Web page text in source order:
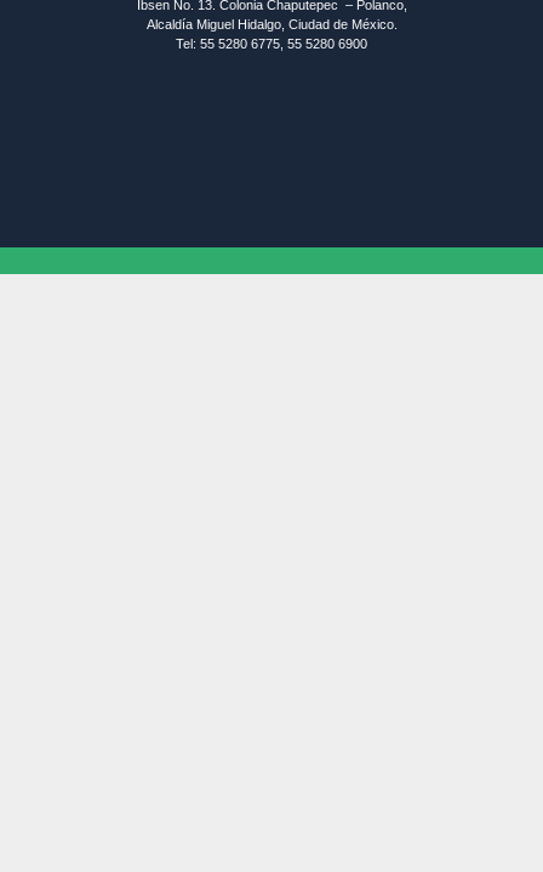
Ibsen No. 13. Colonia Chaputepec – Polanco,
Alcaldía Miguel Hidalgo, Ciudad de México.
Tel: 55 5280 6775, 55 5280 6900